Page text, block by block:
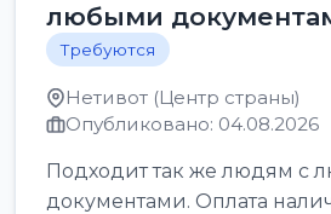
любыми
Требуются
Нетивот (Центр страны)
Опубликовано: 04.08.2026
Подходит так же людям с
документами. Оплата